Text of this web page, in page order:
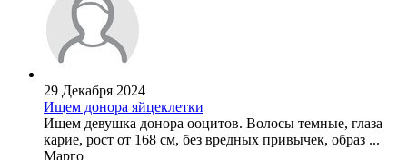
29 Декабря 2024
Ищем донора яйцеклетки
Ищем девушка донора ооцитов. Волосы темные, глаза
карие, рост от 168 см, без вредных привычек, образ ...
Марго